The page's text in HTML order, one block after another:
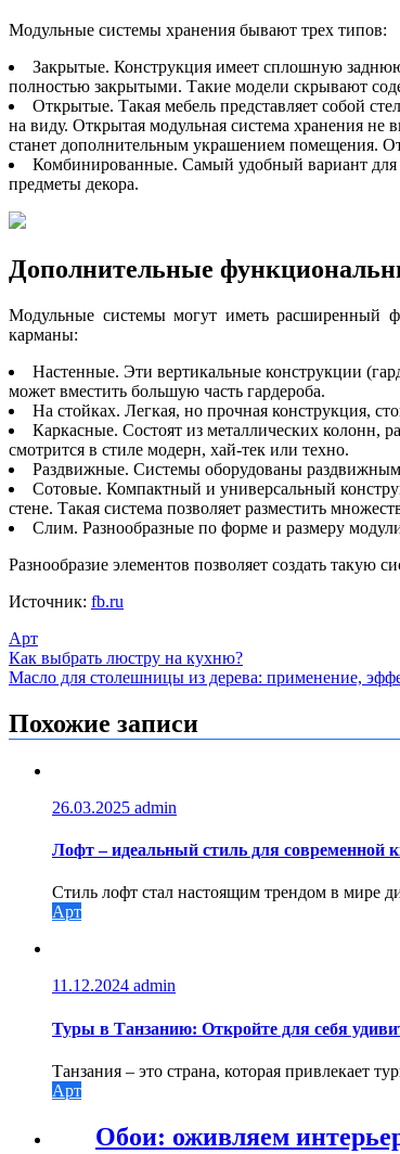
Модульные системы хранения бывают трех типов:
Закрытые. Конструкция имеет сплошную
полностью закрытыми. Такие модели скрывают
Открытые. Такая мебель представляет собой
на виду. Открытая модульная система хранения не
станет дополнительным украшением помещения.
Комбинированные. Самый удобный вариант
предметы декора.
Дополнительные
Модульные системы могут иметь расширенный
карманы:
Настенные. Эти вертикальные конструкции
может вместить большую часть гардероба.
На стойках. Легкая, но прочная конструкция,
Каркасные. Состоят из металлических колонн,
смотрится в стиле модерн, хай-тек или техно.
Раздвижные. Системы оборудованы
Сотовые. Компактный и универсальный
стене. Такая система позволяет разместить
Слим. Разнообразные по форме и размеру
Разнообразие элементов позволяет создать
Источник: fb.ru
Арт
Навигация
по
записям
Как выбрать люстру на кухню?
Масло для столешницы из дерева: применение,
Похожие записи
26.03.2025 admin
Лофт – идеальный стиль для современной
Стиль лофт стал настоящим трендом в мире
Арт
11.12.2024 admin
Туры в Танзанию: Откройте для себя
Танзания – это страна, которая привлекает
Арт
Обои: оживляем